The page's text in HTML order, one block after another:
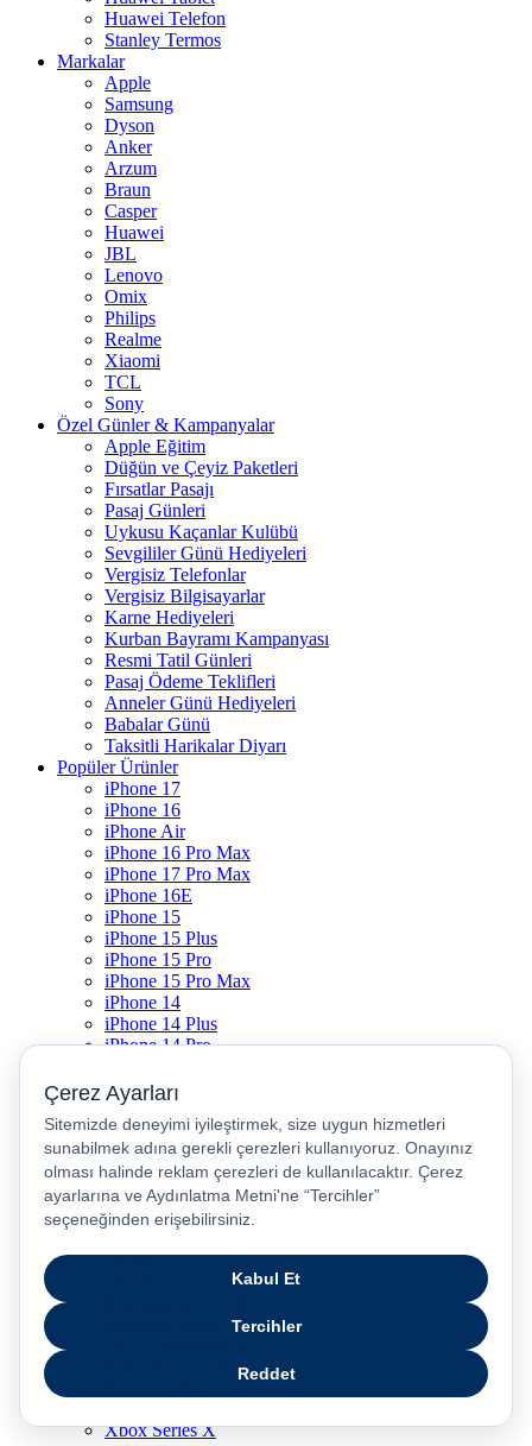
Huawei Telefon
Stanley Termos
Markalar
Apple
Samsung
Dyson
Anker
Arzum
Braun
Casper
Huawei
JBL
Lenovo
Omix
Philips
Realme
Xiaomi
TCL
Sony
Özel Günler & Kampanyalar
Apple Eğitim
Düğün ve Çeyiz Paketleri
Fırsatlar Pasajı
Pasaj Günleri
Uykusu Kaçanlar Kulübü
Sevgililer Günü Hediyeleri
Vergisiz Telefonlar
Vergisiz Bilgisayarlar
Karne Hediyeleri
Kurban Bayramı Kampanyası
Resmi Tatil Günleri
Pasaj Ödeme Teklifleri
Anneler Günü Hediyeleri
Babalar Günü
Taksitli Harikalar Diyarı
Popüler Ürünler
iPhone 17
iPhone 16
iPhone Air
iPhone 16 Pro Max
iPhone 17 Pro Max
iPhone 16E
iPhone 15
iPhone 15 Plus
iPhone 15 Pro
iPhone 15 Pro Max
iPhone 14
iPhone 14 Plus
iPhone 14 Pro
iPhone 13
iPhone 12
iPhone 11
iPhone SE
Dyson Airwrap
Dyson V15
Dyson V15 Detect Submarine
Dyson V12
Samsung Galaxy S25 Ultra
PS4 / Playstation 4
Xbox Series X